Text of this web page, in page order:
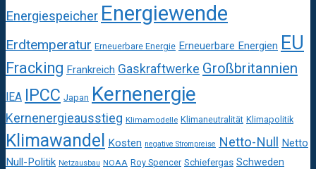
Energiespeicher Energiewende
Erdtemperatur Erneuerbare Energie Erneuerbare Energien EU
Fracking Frankreich Gaskraftwerke Großbritannien
IEA IPCC Japan Kernenergie
Kernenergieausstieg Klimamodelle Klimaneutralität Klimapolitik
Klimawandel Kosten negative Strompreise Netto-Null Netto
Null-Politik Netzausbau NOAA Roy Spencer Schiefergas Schweden